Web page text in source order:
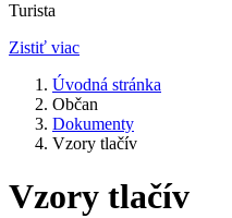
Turista
Zistiť viac
Úvodná stránka
Občan
Dokumenty
Vzory tlačív
Vzory tlačív